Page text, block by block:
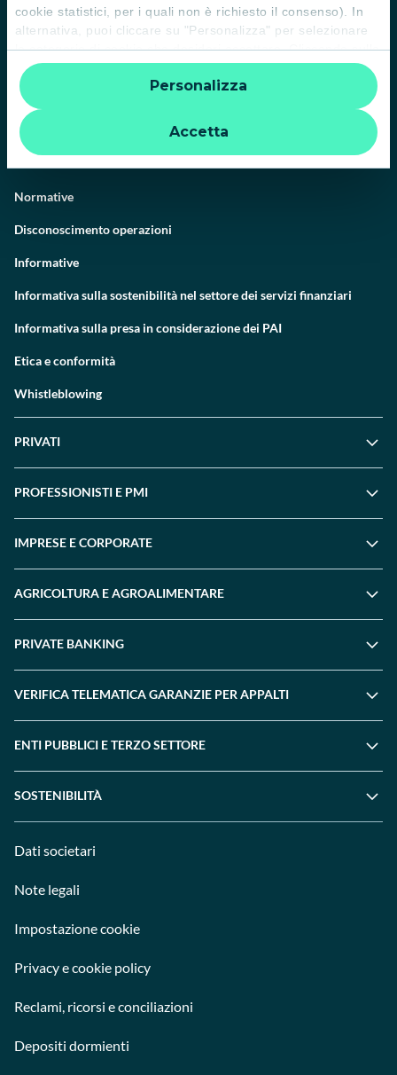
cookie statistici, per i quali non è richiesto il consenso). In
alternativa, puoi cliccare su "Personalizza" per selezionare
le categorie di cookie che desideri accettare. Cliccando sulla
“X” le impostazioni predefinite vengono lasciate invariate e
quindi la navigazione può continuare senza cookie o altri
strumenti di tracciamento diversi da quelli tecnici. Per
ulteriori informazioni:
informativa privacy
Accetta
Personalizza
Domande frequenti
Successioni
Servizi e pagamenti digitali
News e Magazine
Normative
Disconoscimento operazioni
Informative
Informativa sulla sostenibilità nel settore dei servizi finanziari
Informativa sulla presa in considerazione dei PAI
Etica e conformità
Whistleblowing
PRIVATI
PROFESSIONISTI E PMI
IMPRESE E CORPORATE
AGRICOLTURA E AGROALIMENTARE
PRIVATE BANKING
VERIFICA TELEMATICA GARANZIE PER APPALTI
ENTI PUBBLICI E TERZO SETTORE
SOSTENIBILITÀ
Dati societari
Note legali
Impostazione cookie
Privacy e cookie policy
Reclami, ricorsi e conciliazioni
Depositi dormienti